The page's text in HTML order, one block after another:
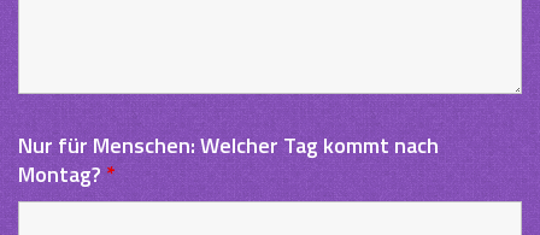
Nur für Menschen: Welcher Tag kommt nach
Montag? *